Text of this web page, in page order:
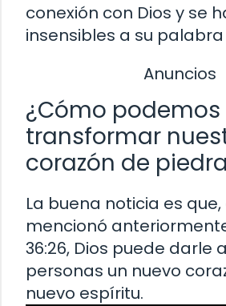
conexión con Dios y se
insensibles a su
Anuncios
¿Cómo podemos
transformar
corazón de
La buena noticia es
mencionó
36:26, Dios puede darle
personas un nuevo
nuevo espíritu.